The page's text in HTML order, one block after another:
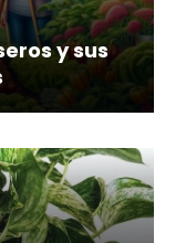
y sus